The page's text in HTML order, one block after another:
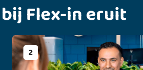
Flex-in eruit